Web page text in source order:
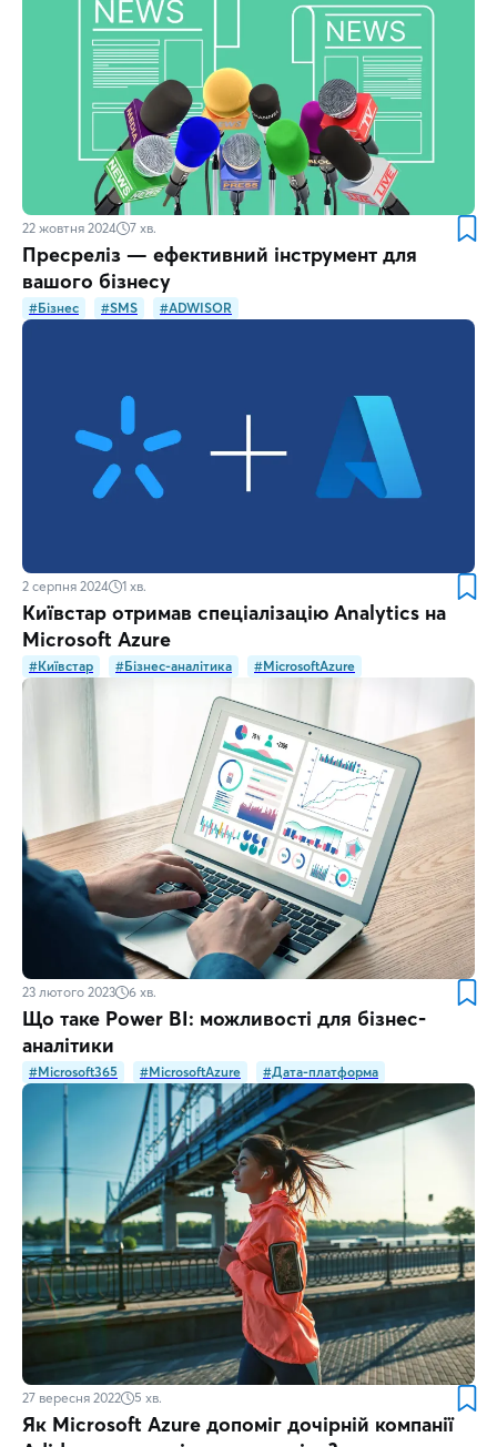
22 жовтня 2024 7 хв.
Пресреліз — ефективний інструмент для
вашого бізнесу
#Бізнес #SMS #ADWISOR
2 серпня 2024 1 хв.
Київстар отримав спеціалізацію Analytics на
Microsoft Azure
#Київстар #Бізнес-аналітика #MicrosoftAzure
23 лютого 2023 6 хв.
Що таке Power BI: можливості для бізнес-
аналітики
#Microsoft365 #MicrosoftAzure #Дата-платформа
27 вересня 2022 5 хв.
Як Microsoft Azure допоміг дочірній компанії